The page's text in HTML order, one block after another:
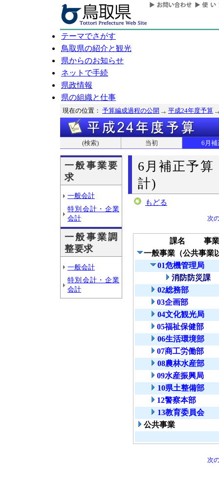
テーマでさがす
鳥取県の紹介と観光
県からのお知らせ
ネットで手続
県政情報
県の組織と仕事
現在の位置： 予算編成過程の公開 平成24年度予算
(検索) 当初 6月補
一般事業要
求
一般会計
特別会計・企業
会計
一般事業調
整要求
一般会計
特別会計・企業
会計
6月補正予
計)
もどる
次
課名
事
一般事業（公共事業
01危機管理局
消防防災課
02総務部
03企画部
04文化観光局
05福祉保健部
06生活環境部
07商工労働部
08農林水産部
09水産振興局
10県土整備部
12警察本部
13教育委員会
公共事業
次